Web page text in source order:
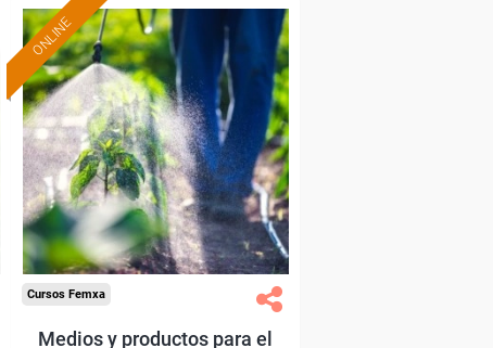
ONLINE
Formación 100%
subvencionada.
Para desempleados,
trabajadores y autónomos.
Sector
-Agricultura y Ganadería.
Cursos Femxa
Medios y productos para el